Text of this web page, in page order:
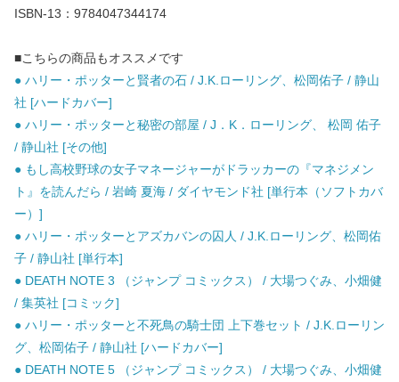
ISBN-13：9784047344174
■こちらの商品もオススメです
● ハリー・ポッターと賢者の石 / J.K.ローリング、松岡佑子 / 静山
社 [ハードカバー]
● ハリー・ポッターと秘密の部屋 / J．K．ローリング、 松岡 佑子
/ 静山社 [その他]
● もし高校野球の女子マネージャーがドラッカーの『マネジメン
ト』を読んだら / 岩崎 夏海 / ダイヤモンド社 [単行本（ソフトカバ
ー）]
● ハリー・ポッターとアズカバンの囚人 / J.K.ローリング、松岡佑
子 / 静山社 [単行本]
● DEATH NOTE 3 （ジャンプ コミックス） / 大場つぐみ、小畑健
/ 集英社 [コミック]
● ハリー・ポッターと不死鳥の騎士団 上下巻セット / J.K.ローリン
グ、松岡佑子 / 静山社 [ハードカバー]
● DEATH NOTE 5 （ジャンプ コミックス） / 大場つぐみ、小畑健